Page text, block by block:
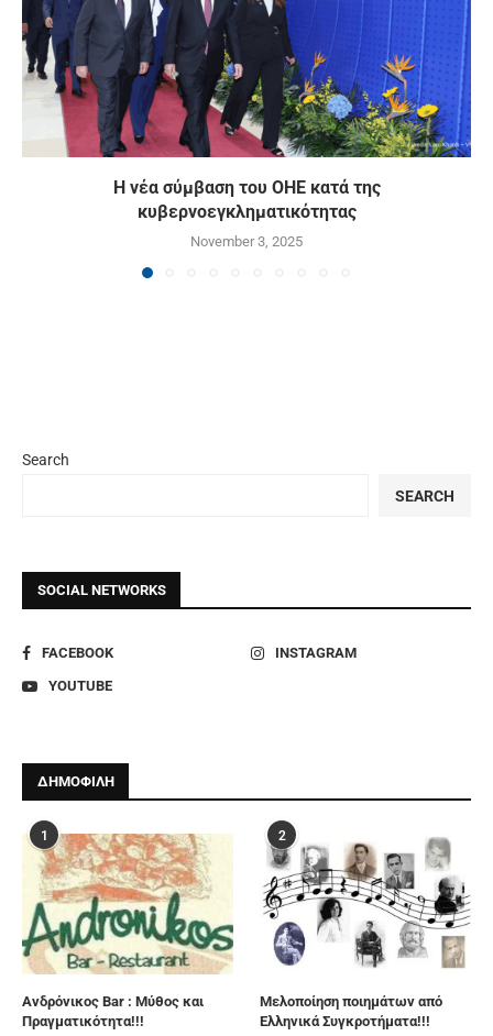
Η νέα σύμβαση του ΟΗΕ κατά της
κυβερνοεγκληματικότητας
November 3, 2025
Search
SEARCH
SOCIAL NETWORKS
FACEBOOK
INSTAGRAM
YOUTUBE
ΔΗΜΟΦΙΛΗ
1
Ανδρόνικος Bar : Μύθος και
Πραγματικότητα!!!
2
Μελοποίηση ποιημάτων από
Ελληνικά Συγκροτήματα!!!